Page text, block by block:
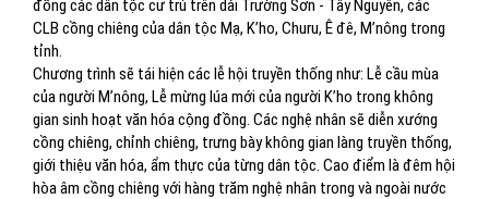
đồng các dân tộc cư trú trên dải Trường Sơn - Tây Nguyên, các
CLB cồng chiêng của dân tộc Mạ, K’ho, Churu, Ê đê, M’nông trong
tỉnh.
Chương trình sẽ tái hiện các lễ hội truyền thống như: Lễ cầu mùa
của người M’nông, Lễ mừng lúa mới của người K’ho trong không
gian sinh hoạt văn hóa cộng đồng. Các nghệ nhân sẽ diễn xướng
cồng chiêng, chỉnh chiêng, trưng bày không gian làng truyền thống,
giới thiệu văn hóa, ẩm thực của từng dân tộc. Cao điểm là đêm hội
hòa âm cồng chiêng với hàng trăm nghệ nhân trong và ngoài nước